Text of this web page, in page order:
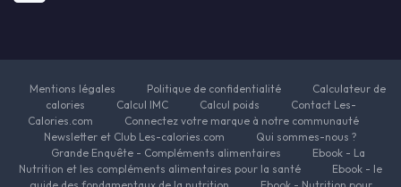
Mentions légales Politique de confidentialité
Calculateur de
calories
Calcul IMC Calcul poids
Contact Les-
Calories.com
Connectez votre marque à notre communauté
Newsletter et Club Les-calories.com
Qui sommes-nous ?
Grande Enquête - Compléments alimentaires
Ebook - La
Nutrition et les compléments alimentaires pour la santé
Ebook - le